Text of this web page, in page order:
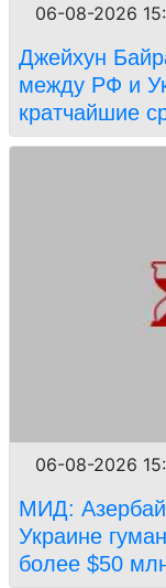
06-08-2026
Джейхун
между РФ и
кратчайшие
06-08-2026
МИД:
Украине
более $50